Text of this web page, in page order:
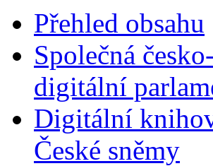
Přehled obsahu
Společná
digitální
Digitální
České sněmy